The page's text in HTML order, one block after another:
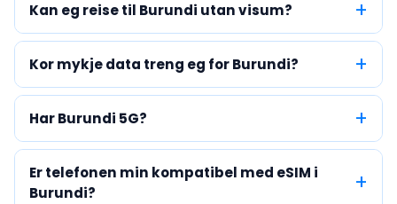
Kan eg reise til Burundi utan visum?
Kor mykje data treng eg for Burundi?
Har Burundi 5G?
Er telefonen min kompatibel med eSIM i
Burundi?